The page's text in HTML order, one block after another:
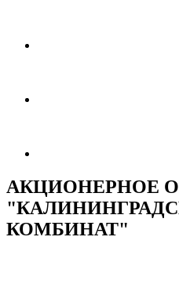
АКЦИОНЕРНОЕ
КОМБИНАТ"